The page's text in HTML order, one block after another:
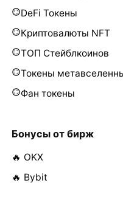
DeFi Токены
Криптовалюты NFT
ТОП Стейблкоинов
Токены
Фан токены
Бонусы от бирж
🔥 OKX
🔥 Bybit